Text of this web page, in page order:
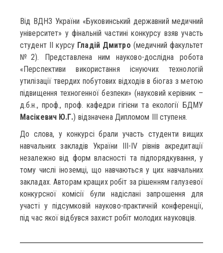
Від ВДНЗ України «Буковинський державний медичний
університет» у фінальній частині конкурсу взяв участь
студент ІІ курсу Гладій Дмитро (медичний факультет
№2). Представлена ним науково-дослідна робота
«Перспективи використання існуючих технологій
утилізації твердих побутових відходів в біогаз з метою
підвищення техногенної безпеки» (науковий керівник –
д.б.н., проф., проф. кафедри гігієни та екології БДМУ
Масікевич Ю.Г.) відзначена Дипломом ІІІ ступеня.
До слова, у конкурсі брали участь студенти вищих
навчальних закладів України ІІІ-ІV рівнів акредитації
незалежно від форм власності та підпорядкування, у
тому числі іноземці, що навчаються у цих навчальних
закладах. Авторам кращих робіт за рішенням галузевої
конкурсної комісії були надіслані запрошення для
участі у підсумковій науково-практичній конференції,
під час якої відбувся захист робіт молодих науковців.